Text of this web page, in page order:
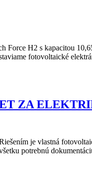
H2 s kapacitou
fotovoltaické
ZA
je vlastná
potrebnú